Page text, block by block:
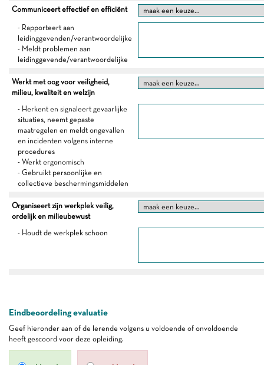
Communiceert effectief en efficiënt
- Rapporteert aan
leidinggevenden/verantwoordelijke
- Meldt problemen aan
leidinggevende/verantwoordelijke
Werkt met oog voor veiligheid,
milieu, kwaliteit en welzijn
- Herkent en signaleert gevaarlijke
situaties, neemt gepaste
maatregelen en meldt ongevallen
en incidenten volgens interne
procedures
- Werkt ergonomisch
- Gebruikt persoonlijke en
collectieve beschermingsmiddelen
Organiseert zijn werkplek veilig,
ordelijk en milieubewust
- Houdt de werkplek schoon
Eindbeoordeling evaluatie
Geef hieronder aan of de lerende volgens u voldoende of onvoldoende
heeft gescoord voor deze opleiding.